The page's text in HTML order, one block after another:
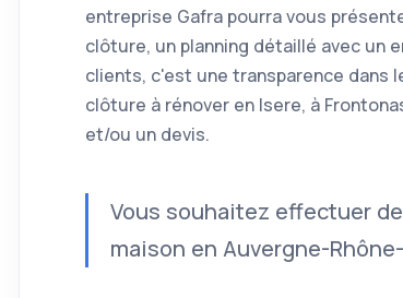
entreprise Gafra pourra vous
clôture, un planning détaillé avec un
clients, c'est une transparence dans
clôture à rénover en Isere, à
et/ou un devis.
Vous souhaitez effectuer
maison en Auvergne-